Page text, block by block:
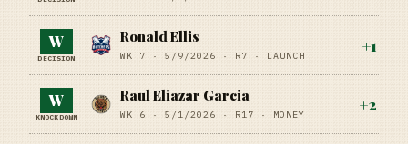
W
DECISION
Ronald Ellis
WK 7 · 5/9/2026 · R7 · LAUNCH
+1
W
KNOCKDOWN
Raul Eliazar Garcia
WK 6 · 5/1/2026 · R17 · MONEY
+2